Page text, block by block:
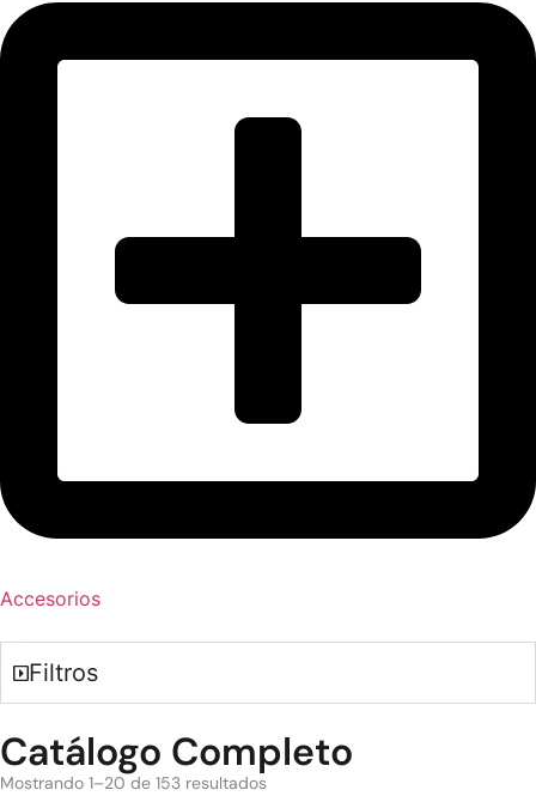
Accesorios
Filtros
Catálogo Completo
Mostrando 1–20 de 153 resultados